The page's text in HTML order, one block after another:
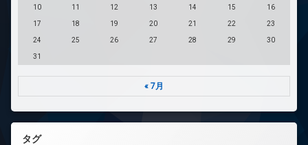
10 11 12 13 14 15 16
17 18 19 20 21 22 23
24 25 26 27 28 29 30
31
« 7月
タグ